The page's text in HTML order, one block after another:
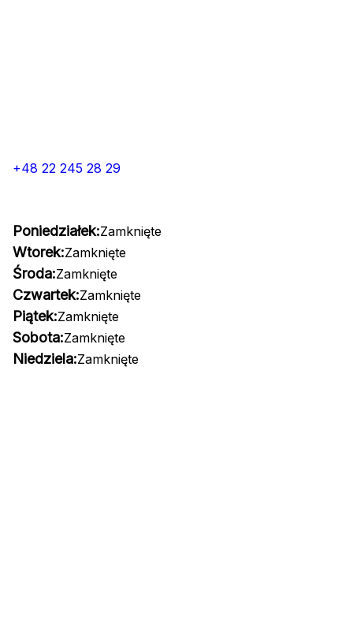
+48 22 245 28 29
Poniedziałek:Zamknięte
Wtorek:Zamknięte
Środa:Zamknięte
Czwartek:Zamknięte
Piątek:Zamknięte
Sobota:Zamknięte
Niedziela:Zamknięte